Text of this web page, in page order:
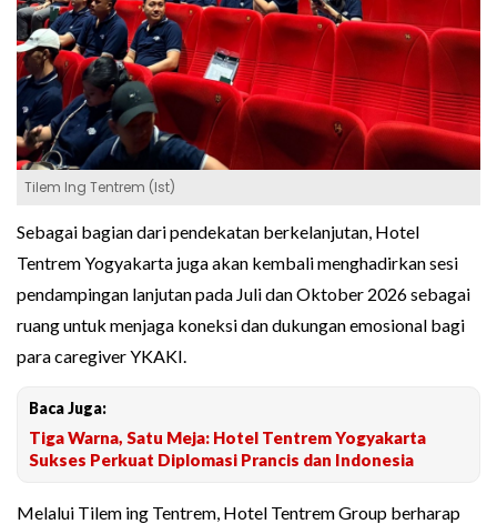
Tilem Ing Tentrem (Ist)
Sebagai bagian dari pendekatan berkelanjutan, Hotel
Tentrem Yogyakarta juga akan kembali menghadirkan sesi
pendampingan lanjutan pada Juli dan Oktober 2026 sebagai
ruang untuk menjaga koneksi dan dukungan emosional bagi
para caregiver YKAKI.
Baca Juga:
Tiga Warna, Satu Meja: Hotel Tentrem Yogyakarta
Sukses Perkuat Diplomasi Prancis dan Indonesia
Melalui Tilem ing Tentrem, Hotel Tentrem Group berharap